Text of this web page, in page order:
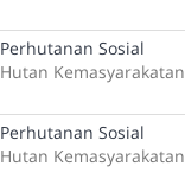
Perhutanan Sosial
Hutan Kemasyarakatan
Perhutanan Sosial
Hutan Kemasyarakatan